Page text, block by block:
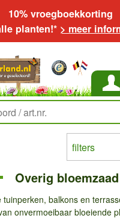
10% vroegboekkorting
planten!* > meer
filters
Overig bloemzaad
tuinperken, balkons en
onvermoeibaar bloeiende